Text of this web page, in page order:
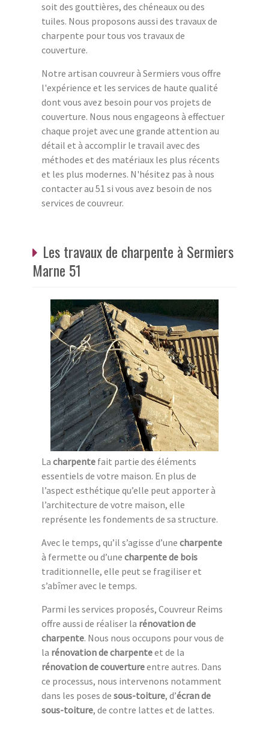
soit des gouttières, des chéneaux ou des
tuiles. Nous proposons aussi des travaux de
charpente pour tous vos travaux de
couverture.
Notre artisan couvreur à Sermiers vous offre
l'expérience et les services de haute qualité
dont vous avez besoin pour vos projets de
couverture. Nous nous engageons à effectuer
chaque projet avec une grande attention au
détail et à accomplir le travail avec des
méthodes et des matériaux les plus récents
et les plus modernes. N'hésitez pas à nous
contacter au 51 si vous avez besoin de nos
services de couvreur.
Les travaux de charpente à Sermiers
Marne 51
La charpente fait partie des éléments
essentiels de votre maison. En plus de
l’aspect esthétique qu’elle peut apporter à
l’architecture de votre maison, elle
représente les fondements de sa structure.
Avec le temps, qu’il s’agisse d’une charpente
à fermette ou d’une charpente de bois
traditionnelle, elle peut se fragiliser et
s’abîmer avec le temps.
Parmi les services proposés, Couvreur Reims
offre aussi de réaliser la rénovation de
charpente. Nous nous occupons pour vous de
la rénovation de charpenteet de la
rénovation de couvertureentre autres. Dans
ce processus, nous intervenons notamment
dans les poses de sous-toiture, d’écran de
sous-toiture, de contre lattes et de lattes.